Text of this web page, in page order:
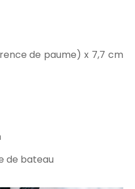
de paume) x 7,7 cm
de bateau